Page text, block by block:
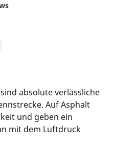
absolute verlässliche
Auf Asphalt
und geben ein
mit dem Luftdruck